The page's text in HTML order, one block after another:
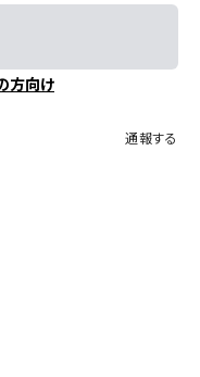
方向け
通報する